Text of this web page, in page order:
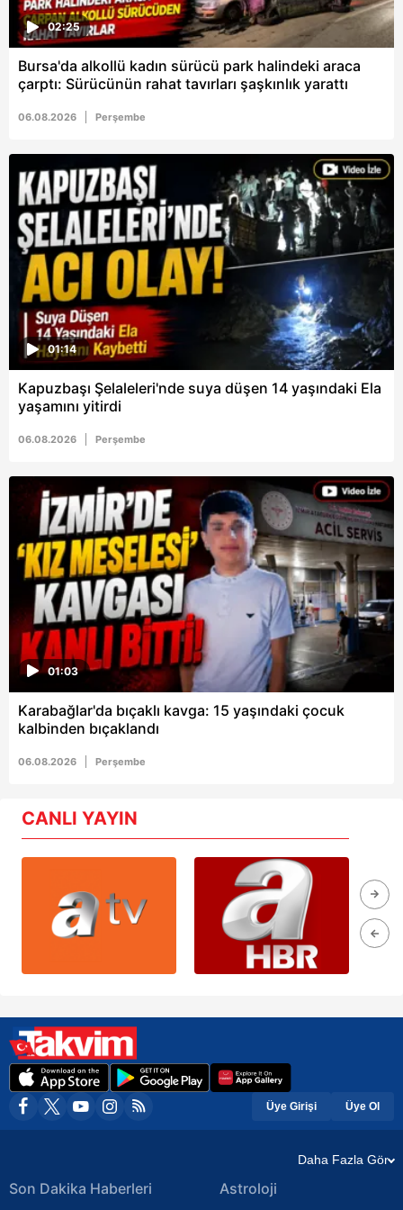
02:25
Bursa'da alkollü kadın sürücü park halindeki araca
çarptı: Sürücünün rahat tavırları şaşkınlık yarattı
06.08.2026 Perşembe
01:14
Kapuzbaşı Şelaleleri'nde suya düşen 14 yaşındaki Ela
yaşamını yitirdi
06.08.2026 Perşembe
01:03
Karabağlar'da bıçaklı kavga: 15 yaşındaki çocuk
kalbinden bıçaklandı
06.08.2026 Perşembe
CANLI YAYIN
Üye Girişi Üye Ol
Daha Fazla Gör
Son Dakika Haberleri Astroloji